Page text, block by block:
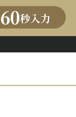
60秒入力